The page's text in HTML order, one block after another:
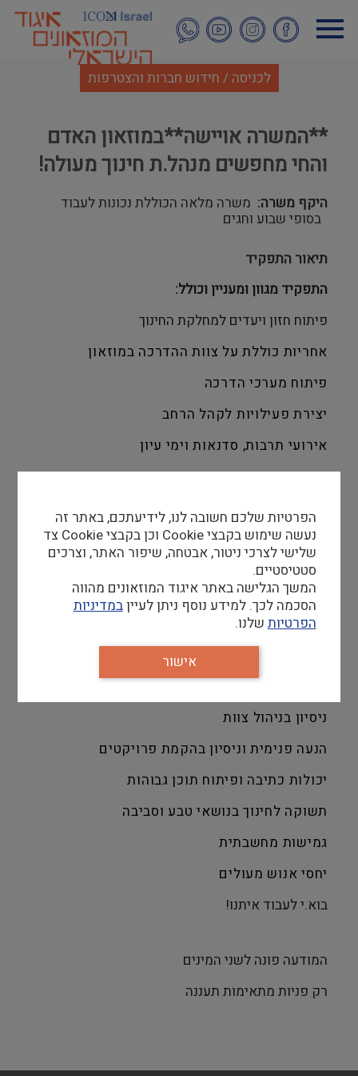
לתוכן
העיקרי
לכניסה / חידוש חברות והצטרפות
**המשרה אויישה**במוזאון האדם
והחי מחפשים מנהל.ת חינוך מעולה!
היקף משרה משרה מלאה הכוללת נכונות לעבוד
בסופי שבוע וחגים
תיאור התפקיד
התפקיד מגוון ומעניין וכולל:
פיתוח חזון ויעדים למחלקת החינוך
אחריות כוללת על צוות ההדרכה במוזאון
פיתוח מערכי הדרכה
יצירת פעילויות לקהל הרחב
אירועי תרבות, סדנאות וימי עיון
הכשרה ופיתוח צוות
ניהול ושיבוץ הדרכות שוטפות
ניהול קשר שוטף עם משרד החינוך
עבודה שיווקית מול מוסדות חינוך
דרישות סף
תואר בחינוך/מדעי החיים -חובה
ניסיון בניהול צוות
הנעה פנימית וניסיון בהקמת פרויקטים
יכולות כתיבה ופיתוח תוכן גבוהות
תשוקה לחינוך בנושאי טבע וסביבה
גמישות מחשבתית
יחסי אנוש מעולים
בוא.י לעבוד איתנו!
המודעה פונה לשני המינים
רק פניות מתאימות תעננה
הפרטיות שלכם חשובה לנו, לידיעתכם, באתר זה
נעשה שימוש בקבצי Cookie וכן בקבצי Cookie צד
שלישי לצרכי ניטור, אבטחה, שיפור האתר, וצרכים
סטטיסטיים.
המשך הגלישה באתר איגוד המוזאונים מהווה
הסכמה לכך. למידע נוסף ניתן לעייןבמדיניות
הפרטיות שלנו.
אישור